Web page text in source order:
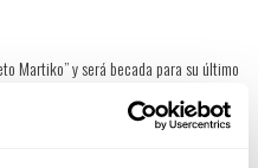
Martiko” y será becada para su último